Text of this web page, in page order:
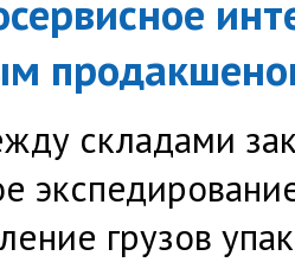
складами
грузов